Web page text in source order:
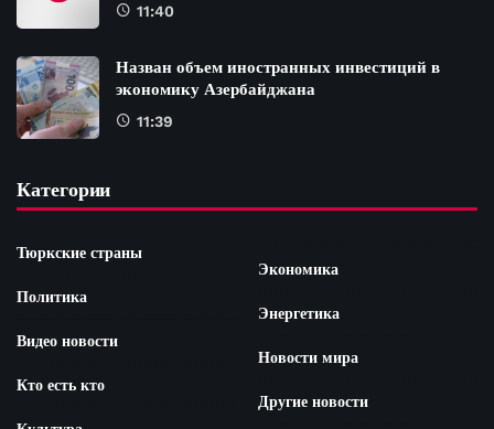
11:40
Назван объем иностранных инвестиций в
экономику Азербайджана
11:39
Категории
Тюркские страны
Политика
Видео новости
Кто есть кто
Экономика
Энергетика
Новости мира
Другие новости